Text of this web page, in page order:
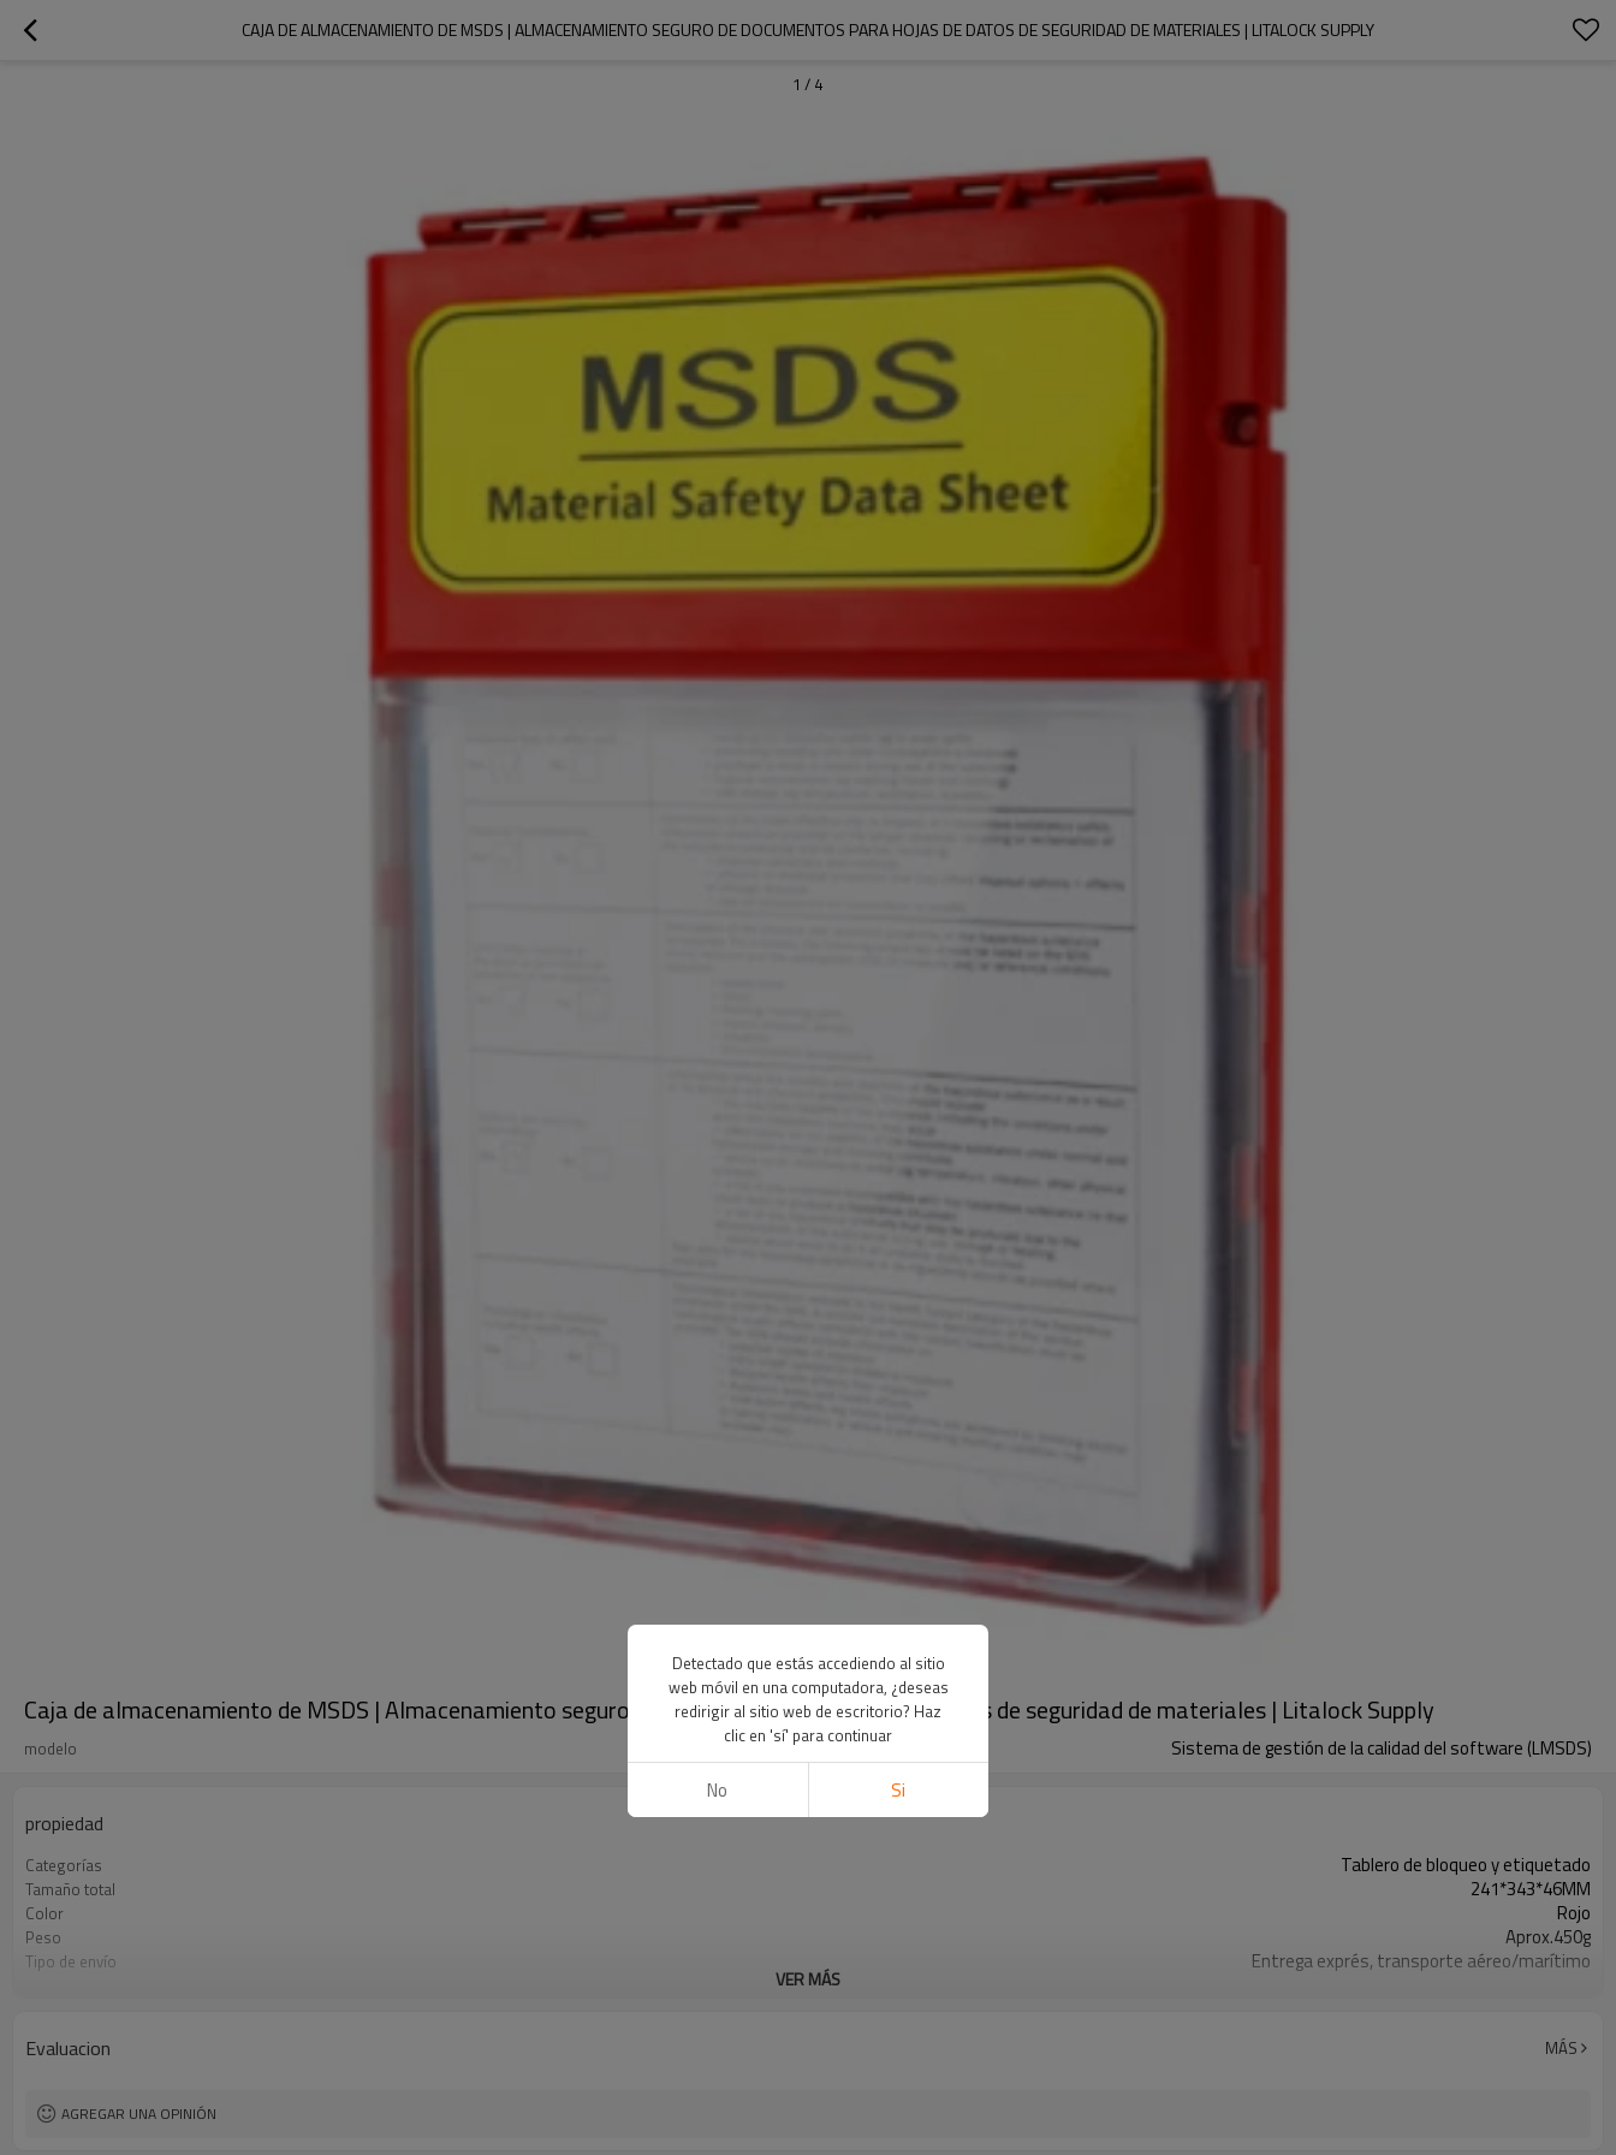
CAJA DE ALMACENAMIENTO DE MSDS | ALMACENAMIENTO SEGURO DE DOCUMENTOS PARA HOJAS DE DATOS DE SEGURIDAD DE MATERIALES | LITALOCK SUPPLY
1 / 4
Caja de almacenamiento de MSDS | Almacenamiento seguro de documentos para hojas de datos de seguridad de materiales | Litalock Supply
modelo Sistema de gestión de la calidad del software (LMSDS)
propiedad
Categorías Tablero de bloqueo y etiquetado
Tamaño total 241*343*46MM
Color Rojo
Peso Aprox.450g
Tipo de envío Entrega exprés, transporte aéreo/marítimo
VER MÁS
Evaluacion MÁS
AGREGAR UNA OPINIÓN
Detectado que estás accediendo al sitio
web móvil en una computadora, ¿deseas
redirigir al sitio web de escritorio? Haz
clic en 'sí' para continuar
No Si